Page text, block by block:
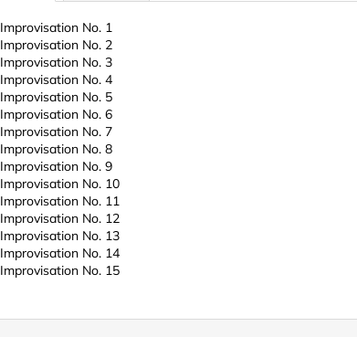
Improvisation No. 1
Improvisation No. 2
Improvisation No. 3
Improvisation No. 4
Improvisation No. 5
Improvisation No. 6
Improvisation No. 7
Improvisation No. 8
Improvisation No. 9
Improvisation No. 10
Improvisation No. 11
Improvisation No. 12
Improvisation No. 13
Improvisation No. 14
Improvisation No. 15